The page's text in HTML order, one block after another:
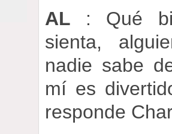
AL : Qué
sienta,
nadie sabe
mí es
responde